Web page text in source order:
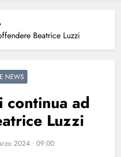
Beatrice Luzzi
NEWS
ad
Luzzi
2024 • 09:00